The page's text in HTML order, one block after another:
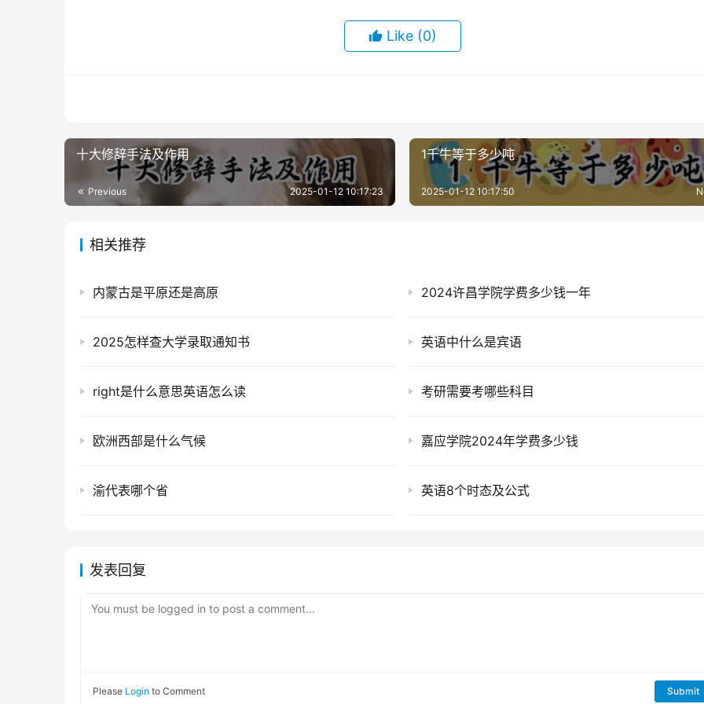
Like (0)
十大修辞手法及作用
Previous 2025-01-12 10:17:23
1千牛等于多少吨
2025-01-12 10:17:50
相关推荐
内蒙古是平原还是高原 2024许昌学院学费多少钱一年
2025怎样查大学录取通知书 英语中什么是宾语
right是什么意思英语怎么读 考研需要考哪些科目
欧洲西部是什么气候 嘉应学院2024年学费多少钱
渝代表哪个省 英语8个时态及公式
发表回复
You must be logged in to post a comment...
Please Login to Comment Submit